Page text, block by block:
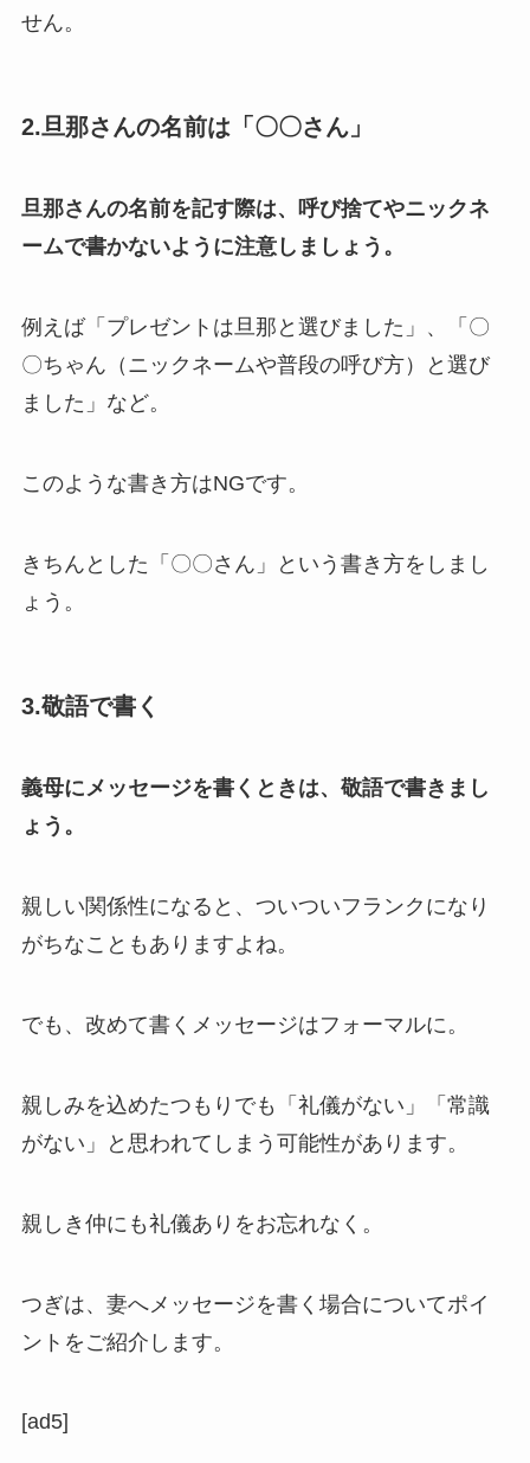
せん。
2.旦那さんの名前は「〇〇さん」
旦那さんの名前を記す際は、呼び捨てやニックネ
ームで書かないように注意しましょう。
例えば「プレゼントは旦那と選びました」、「〇
〇ちゃん（ニックネームや普段の呼び方）と選び
ました」など。
このような書き方はNGです。
きちんとした「〇〇さん」という書き方をしまし
ょう。
3.敬語で書く
義母にメッセージを書くときは、敬語で書きまし
ょう。
親しい関係性になると、ついついフランクになり
がちなこともありますよね。
でも、改めて書くメッセージはフォーマルに。
親しみを込めたつもりでも「礼儀がない」「常識
がない」と思われてしまう可能性があります。
親しき仲にも礼儀ありをお忘れなく。
つぎは、妻へメッセージを書く場合についてポイ
ントをご紹介します。
[ad5]